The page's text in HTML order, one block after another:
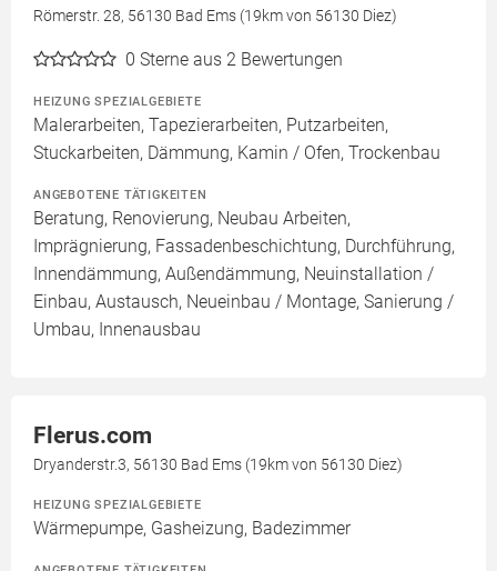
Römerstr. 28, 56130 Bad Ems (19km von 56130 Diez)
0 Sterne aus 2 Bewertungen
HEIZUNG SPEZIALGEBIETE
Malerarbeiten, Tapezierarbeiten, Putzarbeiten,
Stuckarbeiten, Dämmung, Kamin / Ofen, Trockenbau
ANGEBOTENE TÄTIGKEITEN
Beratung, Renovierung, Neubau Arbeiten,
Imprägnierung, Fassadenbeschichtung, Durchführung,
Innendämmung, Außendämmung, Neuinstallation /
Einbau, Austausch, Neueinbau / Montage, Sanierung /
Umbau, Innenausbau
Flerus.com
Dryanderstr.3, 56130 Bad Ems (19km von 56130 Diez)
HEIZUNG SPEZIALGEBIETE
Wärmepumpe, Gasheizung, Badezimmer